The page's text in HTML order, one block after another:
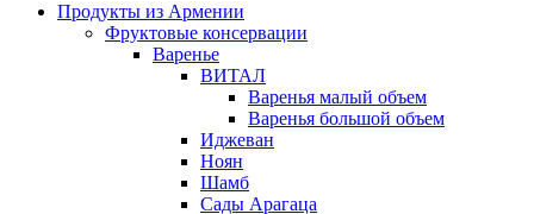
Продукты из Армении
Фруктовые консервации
Варенье
ВИТАЛ
Варенья малый объем
Варенья большой объем
Иджеван
Ноян
Шамб
Сады Арагаца